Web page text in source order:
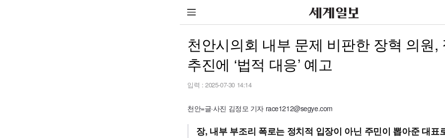
천안시의회 내부 문제 비판한 장혁 의원,
추진에 ‘법적 대응’ 예고
입력 : 2025-07-30 14:14
천안=글·사진 김정모 기자 race1212@segye.com
장, 내부 부조리 폭로는 정치적 입장이 아닌 주민이 뽑아준 대표